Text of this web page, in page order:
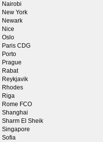
Nairobi
New York
Newark
Nice
Oslo
Paris CDG
Porto
Prague
Rabat
Reykjavik
Rhodes
Riga
Rome FCO
Shanghai
Sharm El Sheik
Singapore
Sofia